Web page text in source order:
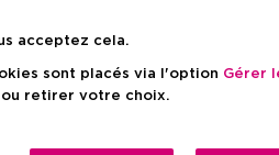
acceptez cela.
sont placés via l'option Gérer
ou retirer votre choix.